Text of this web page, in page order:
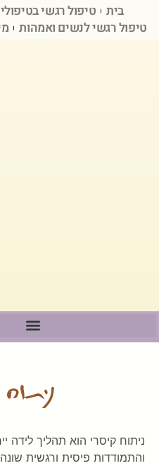
בית
טיפול רגשי
טיפול רגשי לנשים ואמהות
ניתוח קיסרי הוא תהליך לידה
והתמודדות פיסית ורגשית